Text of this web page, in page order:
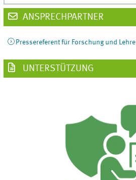
ANSPRECHPARTNER
Pressereferent für Forschung und Lehre
UNTERSTÜTZUNG